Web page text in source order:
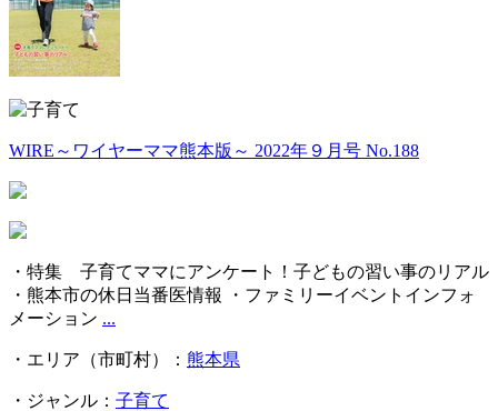
WIRE～ワイヤーママ熊本版～ 2022年９月号 No.188
・特集 子育てママにアンケート！子どもの習い事のリアル
・熊本市の休日当番医情報 ・ファミリーイベントインフォ
メーション ...
・エリア（市町村）： 熊本県
・ジャンル： 子育て